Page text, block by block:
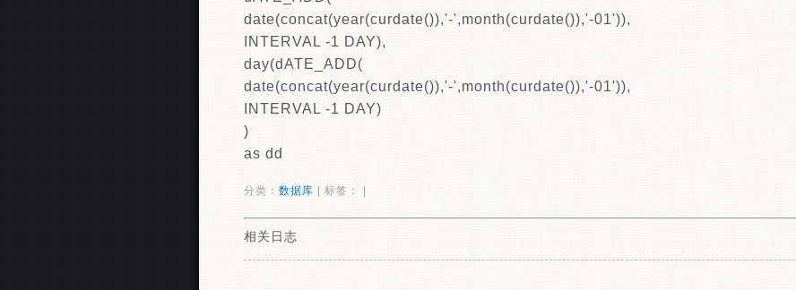
date(concat(year(curdate()),'-',month(curdate()),'-01')),
INTERVAL -1 DAY),
day(dATE_ADD(
date(concat(year(curdate()),'-',month(curdate()),'-01')),
INTERVAL -1 DAY)
)
as dd
分类： 数据库 | 标签： |
相关日志